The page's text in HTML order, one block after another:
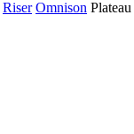
Riser Omnison